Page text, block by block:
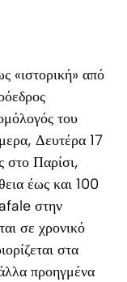
«ιστορική» από
του
Δευτέρα 17
Παρίσι,
έως και 100
στην
σε χρονικό
στα
προηγμένα